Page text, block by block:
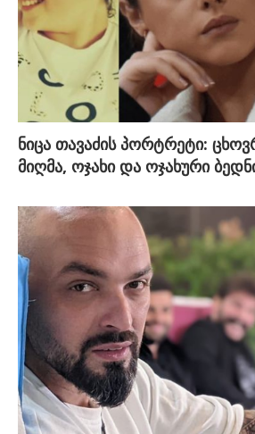
ნიცა თავაძის პორტრეტი:
მიღმა, ოჯახი და ოჯახური